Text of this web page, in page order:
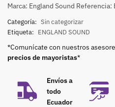
Marca: England Sound Referencia:
Categoría: Sin categorizar
Etiqueta: ENGLAND SOUND
*Comunícate con nuestros
precios de mayoristas*
Envíos a
todo
Ecuador